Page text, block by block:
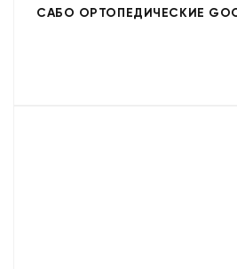
САБО ОРТОПЕДИЧЕСКИЕ